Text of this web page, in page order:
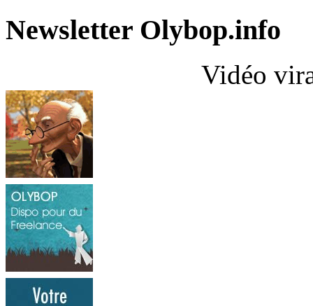
Newsletter Olybop.info
Vidéo